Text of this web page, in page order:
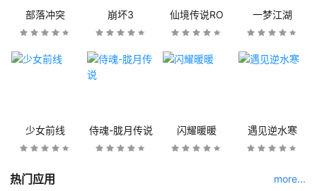
部落冲突 崩坏3 仙境传说RO 一梦江湖
少女前线 侍魂-胧月传说 闪耀暖暖 遇见逆水寒
热门应用 more...